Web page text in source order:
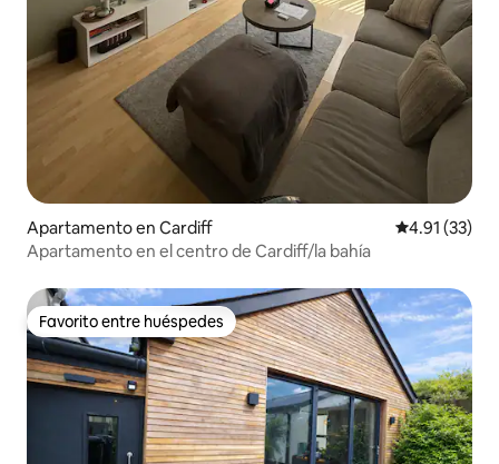
Apartamento en Cardiff Calificación
4.91 (33)
Apartamento en el centro de Cardiff/la bahía
Favorito entre huéspedes
Favorito entre huéspedes